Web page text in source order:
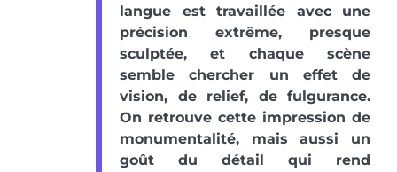
langue est travaillée avec une
précision extrême, presque
sculptée, et chaque scène
semble chercher un effet de
vision, de relief, de fulgurance.
On retrouve cette impression de
monumentalité, mais aussi un
goût du détail qui rend